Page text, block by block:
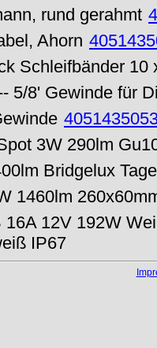
rund gerahmt
Ahorn
Schleifbänder 10
5/8' Gewinde für
3W 290lm
Bridgelux
1460lm
12V 192W
IP67